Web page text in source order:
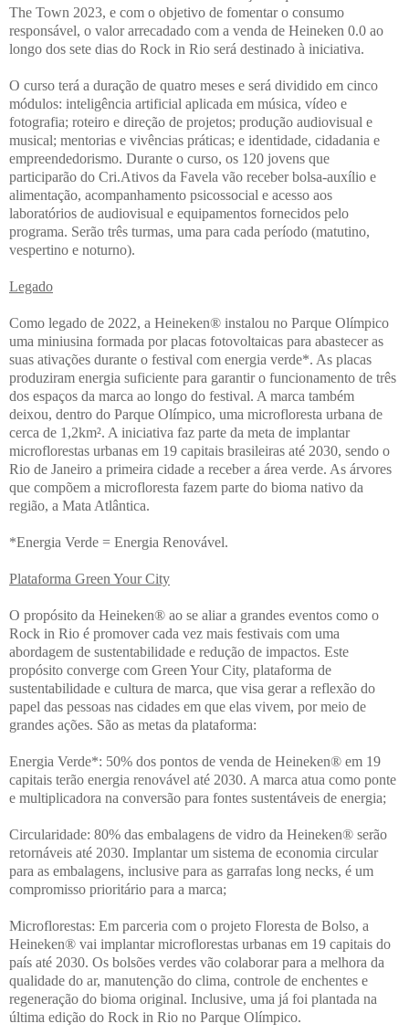
The Town 2023, e com o objetivo de fomentar o consumo
responsável, o valor arrecadado com a venda de Heineken 0.0 ao
longo dos sete dias do Rock in Rio será destinado à iniciativa.
O curso terá a duração de quatro meses e será dividido em cinco
módulos: inteligência artificial aplicada em música, vídeo e
fotografia; roteiro e direção de projetos; produção audiovisual e
musical; mentorias e vivências práticas; e identidade, cidadania e
empreendedorismo. Durante o curso, os 120 jovens que
participarão do Cri.Ativos da Favela vão receber bolsa-auxílio e
alimentação, acompanhamento psicossocial e acesso aos
laboratórios de audiovisual e equipamentos fornecidos pelo
programa. Serão três turmas, uma para cada período (matutino,
vespertino e noturno).
Legado
Como legado de 2022, a Heineken® instalou no Parque Olímpico
uma miniusina formada por placas fotovoltaicas para abastecer as
suas ativações durante o festival com energia verde*. As placas
produziram energia suficiente para garantir o funcionamento de três
dos espaços da marca ao longo do festival. A marca também
deixou, dentro do Parque Olímpico, uma microfloresta urbana de
cerca de 1,2km². A iniciativa faz parte da meta de implantar
microflorestas urbanas em 19 capitais brasileiras até 2030, sendo o
Rio de Janeiro a primeira cidade a receber a área verde. As árvores
que compõem a microfloresta fazem parte do bioma nativo da
região, a Mata Atlântica.
*Energia Verde = Energia Renovável.
Plataforma Green Your City
O propósito da Heineken® ao se aliar a grandes eventos como o
Rock in Rio é promover cada vez mais festivais com uma
abordagem de sustentabilidade e redução de impactos. Este
propósito converge com Green Your City, plataforma de
sustentabilidade e cultura de marca, que visa gerar a reflexão do
papel das pessoas nas cidades em que elas vivem, por meio de
grandes ações. São as metas da plataforma:
Energia Verde*: 50% dos pontos de venda de Heineken® em 19
capitais terão energia renovável até 2030. A marca atua como ponte
e multiplicadora na conversão para fontes sustentáveis de energia;
Circularidade: 80% das embalagens de vidro da Heineken® serão
retornáveis até 2030. Implantar um sistema de economia circular
para as embalagens, inclusive para as garrafas long necks, é um
compromisso prioritário para a marca;
Microflorestas: Em parceria com o projeto Floresta de Bolso, a
Heineken® vai implantar microflorestas urbanas em 19 capitais do
país até 2030. Os bolsões verdes vão colaborar para a melhora da
qualidade do ar, manutenção do clima, controle de enchentes e
regeneração do bioma original. Inclusive, uma já foi plantada na
última edição do Rock in Rio no Parque Olímpico.